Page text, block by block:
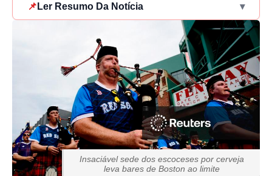
📌 Ler Resumo Da Notícia ▾
Insaciável sede dos escoceses por cerveja
leva bares de Boston ao limite